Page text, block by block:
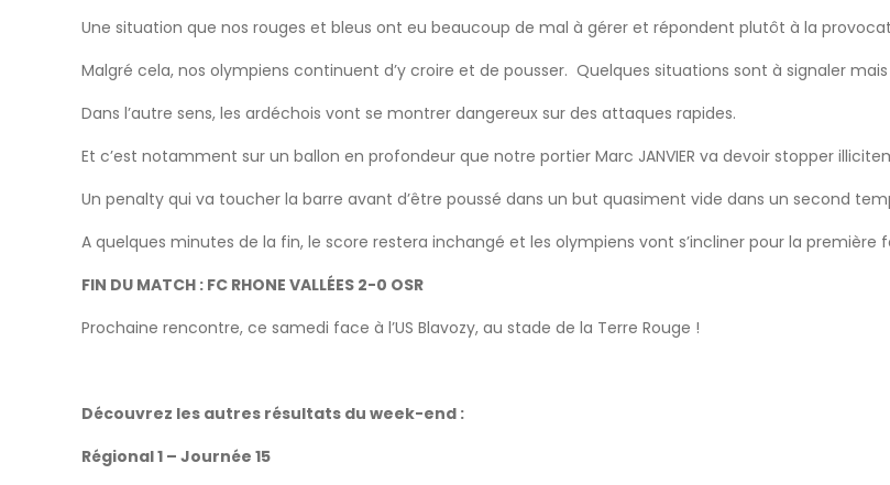
Une situation que nos rouges et bleus ont eu beaucoup de mal à gérer et répondent plutôt à la
Malgré cela, nos olympiens continuent d’y croire et de pousser. Quelques situations sont à signaler
Dans l’autre sens, les ardéchois vont se montrer dangereux sur des attaques rapides.
Et c’est notamment sur un ballon en profondeur que notre portier Marc JANVIER va devoir stopper
Un penalty qui va toucher la barre avant d’être poussé dans un but quasiment vide dans un second
A quelques minutes de la fin, le score restera inchangé et les olympiens vont s’incliner pour la première
FIN DU MATCH : FC RHONE VALLÉES 2-0 OSR
Prochaine rencontre, ce samedi face à l’US Blavozy, au stade de la Terre Rouge !
Découvrez les autres résultats du week-end :
Régional 1 – Journée 15